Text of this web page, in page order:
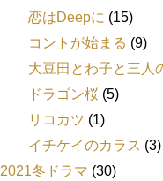
恋はDeepに (15)
コントが始まる (9)
大豆田とわ子と三人
ドラゴン桜 (5)
リコカツ (1)
イチケイのカラス (3)
2021冬ドラマ (30)